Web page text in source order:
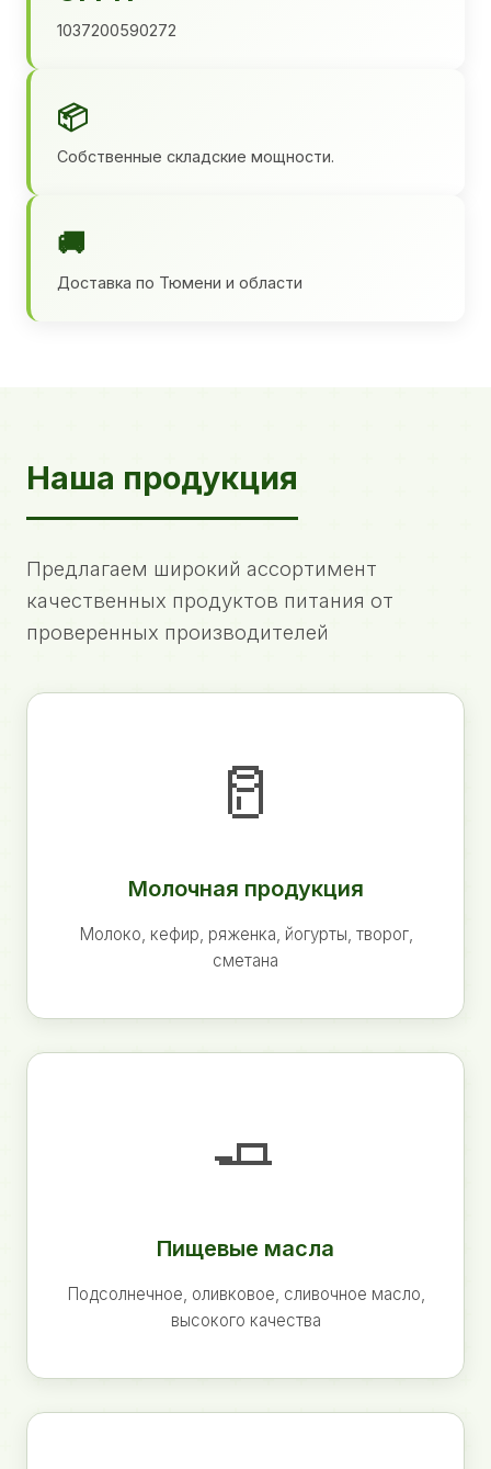
1037200590272
📦
Собственные складские мощности.
🚚
Доставка по Тюмени и области
Наша продукция
Предлагаем широкий ассортимент
качественных продуктов питания от
проверенных производителей
🥛
Молочная продукция
Молоко, кефир, ряженка, йогурты, творог,
сметана
🧈
Пищевые масла
Подсолнечное, оливковое, сливочное масло,
высокого качества